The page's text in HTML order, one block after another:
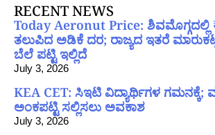
RECENT NEWS
Today Aeronut Price: ಶಿವಮೊಗ್ಗದಲ್ಲಿ
ತಲುಪಿದ ಅಡಿಕೆ ದರ; ರಾಜ್ಯದ ಇತರೆ
ಬೆಲೆ ಪಟ್ಟಿ ಇಲ್ಲಿದೆ
July 3, 2026
KEA CET: ಸಿಇಟಿ ವಿದ್ಯಾರ್ಥಿಗಳ
ಅಂಕಪಟ್ಟಿ ಸಲ್ಲಿಸಲು ಅವಕಾಶ
July 3, 2026